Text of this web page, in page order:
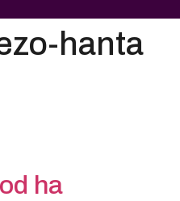
hanta
ha